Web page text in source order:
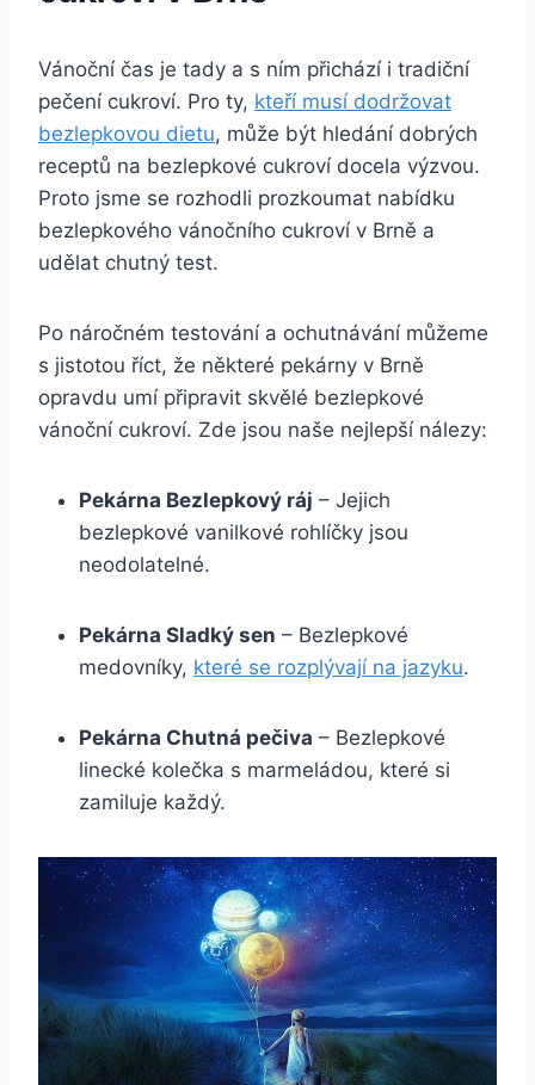
Vánoční čas je tady a s ním přichází i tradiční
pečení cukroví. Pro ty, kteří musí dodržovat
bezlepkovou dietu, může být hledání dobrých
receptů na bezlepkové cukroví docela výzvou.
Proto jsme se rozhodli prozkoumat nabídku
bezlepkového vánočního cukroví v Brně a
udělat chutný test.
Po náročném testování a ochutnávání můžeme
s jistotou říct, že některé pekárny v Brně
opravdu umí připravit skvělé bezlepkové
vánoční cukroví. Zde jsou naše nejlepší nálezy:
Pekárna Bezlepkový ráj – Jejich
bezlepkové vanilkové rohlíčky jsou
neodolatelné.
Pekárna Sladký sen – Bezlepkové
medovníky, které se rozplývají na jazyku.
Pekárna Chutná pečiva – Bezlepkové
linecké kolečka s marmeládou, které si
zamiluje každý.